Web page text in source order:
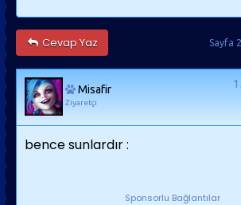
Cevap Yaz Sayfa
Misafir
Ziyaretçi
bence sunlardır :
Sponsorlu Bağlantılar